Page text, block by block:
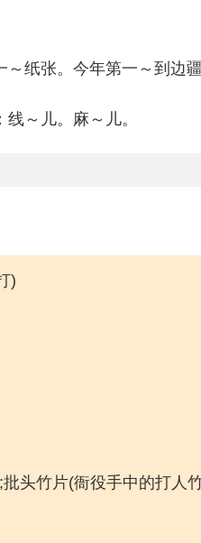
纸张。今年第一～到边
～儿。麻～儿。
)
头竹片(衙役手中的打人